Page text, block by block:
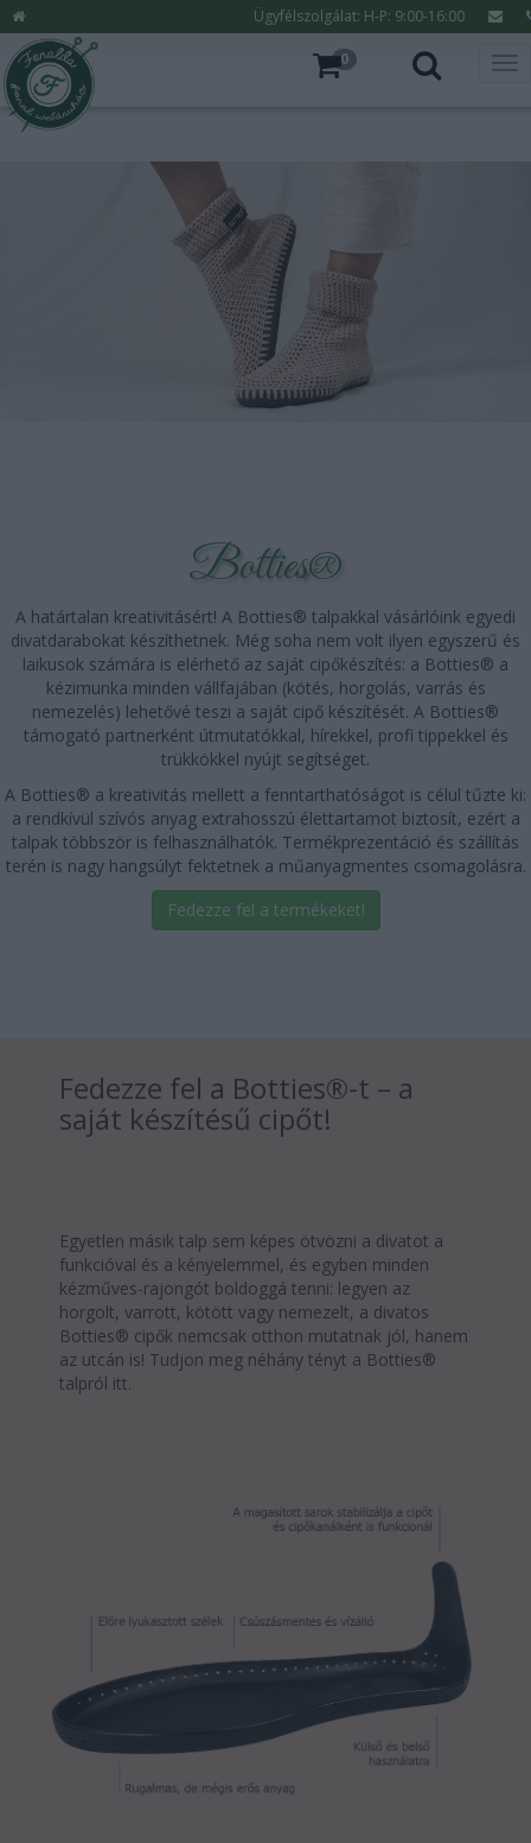
Ügyfélszolgálat: H-P: 9:00-16:00
0
Főoldal Botties ®
Botties®
A határtalan kreativitásért! A Botties® talpakkal vásárlóink egyedi
divatdarabokat készíthetnek. Még soha nem volt ilyen egyszerű és
laikusok számára is elérhető az saját cipőkészítés: a Botties® a
kézimunka minden vállfajában (kötés, horgolás, varrás és
nemezelés) lehetővé teszi a saját cipő készítését. A Botties®
támogató partnerként útmutatókkal, hírekkel, profi tippekkel és
trükkökkel nyújt segítséget.
A Botties® a kreativitás mellett a fenntarthatóságot is célul tűzte ki:
a rendkívül szívós anyag extrahosszú élettartamot biztosít, ezért a
talpak többször is felhasználhatók. Termékprezentáció és szállítás
terén is nagy hangsúlyt fektetnek a műanyagmentes csomagolásra.
Fedezze fel a termékeket!
Fedezze fel a Botties®-t – a
saját készítésű cipőt!
Egyetlen másik talp sem képes ötvözni a divatot a
funkcióval és a kényelemmel, és egyben minden
kézműves-rajongót boldoggá tenni: legyen az
horgolt, varrott, kötött vagy nemezelt, a divatos
Botties® cipők nemcsak otthon mutatnak jól, hanem
az utcán is! Tudjon meg néhány tényt a Botties®
talpról itt.